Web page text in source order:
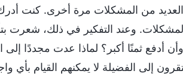
من المشكلات مرة أخرى. كنت أدرك
وعند التفكير في ذلك، شعرت
أدفع ثمنًا أكبر؟ لماذا عدت مجددًا إلى
إلى الفضيلة لا يمكنهم القيام